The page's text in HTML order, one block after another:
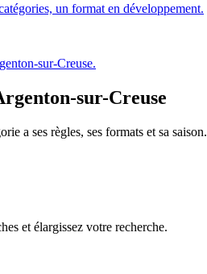
un format en développement.
sur-Creuse.
sur-Creuse
a ses règles, ses formats et sa saison.
et élargissez votre recherche.